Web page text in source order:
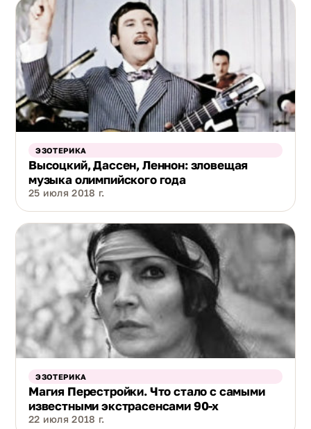
ЭЗОТЕРИКА
Высоцкий, Дассен, Леннон: зловещая
музыка олимпийского года
25 июля 2018 г.
ЭЗОТЕРИКА
Магия Перестройки. Что стало с самыми
известными экстрасенсами 90-х
22 июля 2018 г.